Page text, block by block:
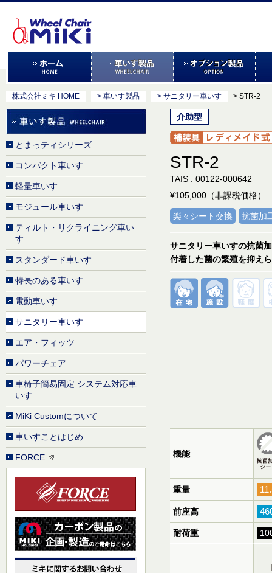
株式会社ミキ HOME > 車いす製品 > サニタリー車いす > STR-2
介助型
STR-2
TAIS : 00122-000642
¥105,000（非課税価格）
楽々シート交換 抗菌加
サニタリー車いすの抗菌
付着した菌の繁殖を抑え
機能
重量
前座高
耐荷重
とまっティシリーズ
コンパクト車いす
軽量車いす
モジュール車いす
ティルト・リクライニング車い
す
スタンダード車いす
特長のある車いす
電動車いす
サニタリー車いす
エア・フィッツ
パワーチェア
車椅子簡易固定 システム対応車
いす
MiKi Customについて
車いすことはじめ
FORCE